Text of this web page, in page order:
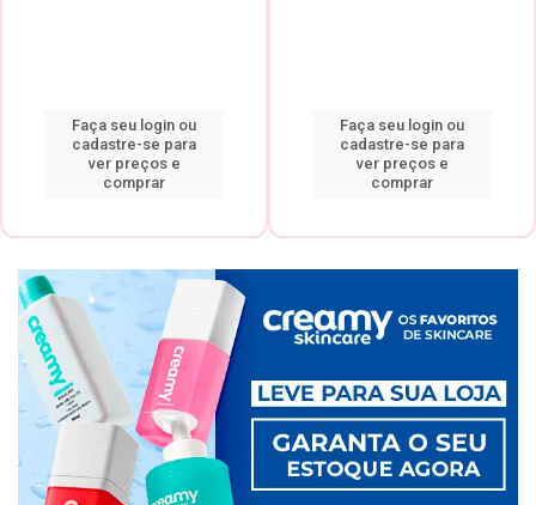
Faça seu login ou
cadastre-se para
ver preços e
comprar
Faça seu login ou
cadastre-se para
ver preços e
comprar